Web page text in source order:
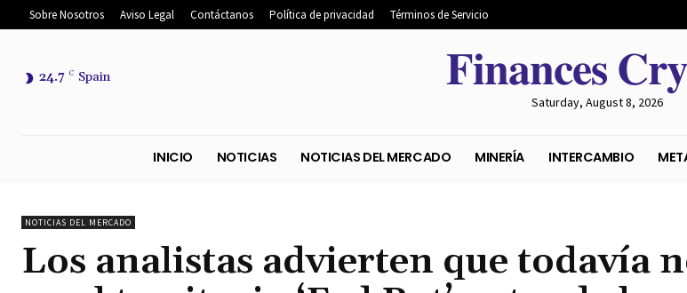
Sobre Nosotros Aviso Legal Contáctanos Política de privacidad Términos de Servicio
24.7 C Spain 𝐅𝐢𝐧𝐚𝐧𝐜𝐞𝐬
Saturday, August 8, 2026
NOTICIAS DEL MERCADO
Los analistas advierten que todavía